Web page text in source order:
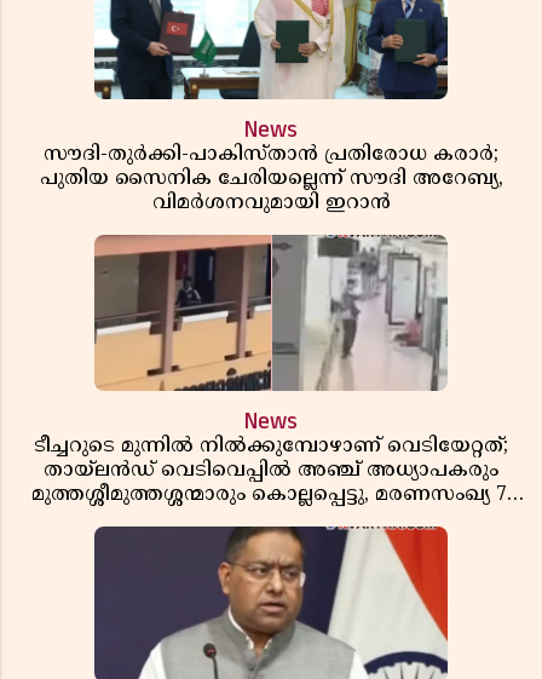
News
സൗദി-തുർക്കി-പാകിസ്താൻ പ്രതിരോധ കരാർ;
പുതിയ സൈനിക ചേരിയല്ലെന്ന് സൗദി അറേബ്യ,
വിമർശനവുമായി ഇറാൻ
News
ടീച്ചറുടെ മുന്നിൽ നിൽക്കുമ്പോഴാണ് വെടിയേറ്റത്;
തായ്‌ലൻഡ് വെടിവെപ്പിൽ അഞ്ച് അധ്യാപകരും
മുത്തശ്ശീമുത്തശ്ശന്മാരും കൊല്ലപ്പെട്ടു, മരണസംഖ്യ 7;